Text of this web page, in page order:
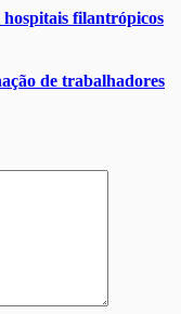
hospitais filantrópicos
de trabalhadores